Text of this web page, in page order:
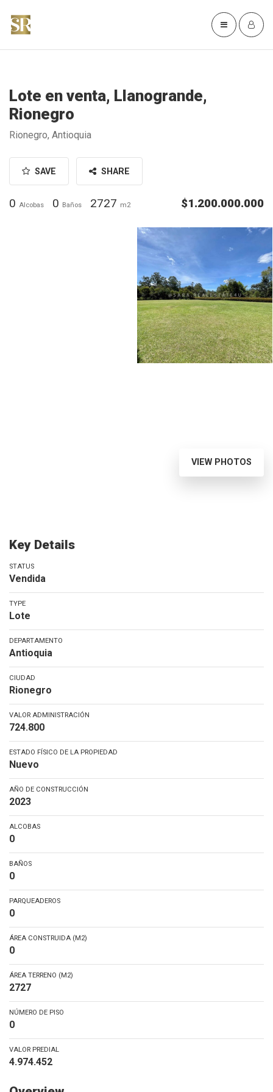
Lote en venta, Llanogrande,
Rionegro
Rionegro, Antioquia
SAVE SHARE
0 Alcobas 0 Baños 2727 m2 $1.200.000.000
VIEW PHOTOS
Key Details
STATUS
Vendida
TYPE
Lote
DEPARTAMENTO
Antioquia
CIUDAD
Rionegro
VALOR ADMINISTRACIÓN
724.800
ESTADO FÍSICO DE LA PROPIEDAD
Nuevo
AÑO DE CONSTRUCCIÓN
2023
ALCOBAS
0
BAÑOS
0
PARQUEADEROS
0
ÁREA CONSTRUIDA (M2)
0
ÁREA TERRENO (M2)
2727
NÚMERO DE PISO
0
VALOR PREDIAL
4.974.452